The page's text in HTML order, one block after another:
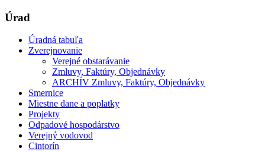
Úrad
Úradná tabuľa
Zverejnovanie
Verejné obstarávanie
Zmluvy, Faktúry, Objednávky
ARCHÍV Zmluvy, Faktúry, Objednávky
Smernice
Miestne dane a poplatky
Projekty
Odpadové hospodárstvo
Verejný vodovod
Cintorín